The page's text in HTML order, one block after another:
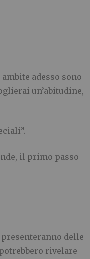
adesso sono
un’abitudine,
il primo passo
delle
rivelare